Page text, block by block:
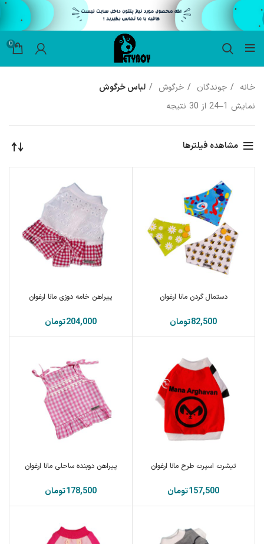
0
خانه جوندگان خرگوش
لباس خرگوش
نمایش 1–24 از 30 نتیجه
مشاهده فیلترها
دستمال گردن مانا ارغوان
تومان
پیراهن خامه دوزی مانا ارغوان
تومان
تیشرت اسپرت طرح مانا ارغوان
تومان
پیراهن دوبنده ساحلی مانا ارغوان
تومان